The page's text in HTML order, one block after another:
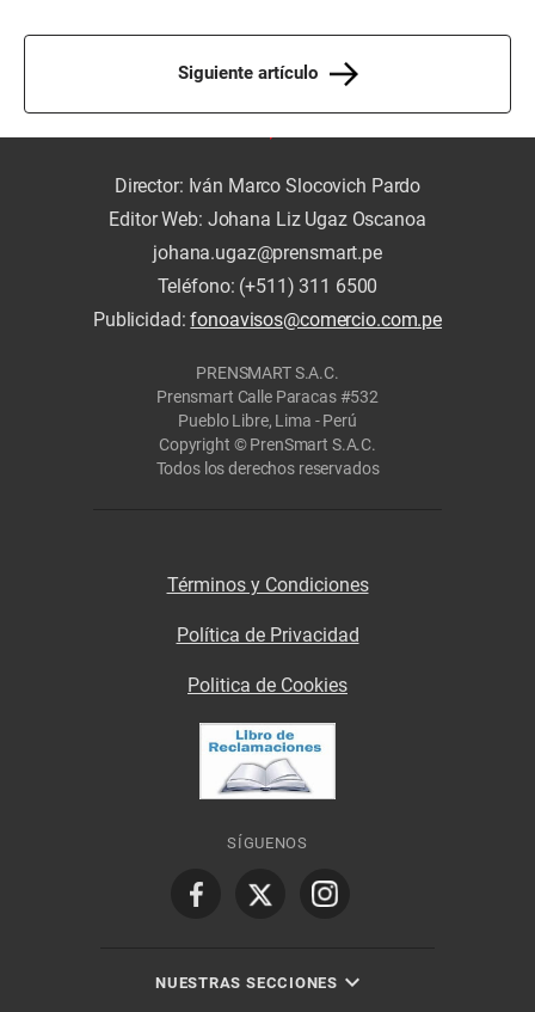
Siguiente artículo
Director: Iván Marco Slocovich Pardo
Editor Web: Johana Liz Ugaz Oscanoa
johana.ugaz@prensmart.pe
Teléfono: (+511) 311 6500
Publicidad:fonoavisos@comercio.com.pe
PRENSMART S.A.C.
Prensmart Calle Paracas #532
Pueblo Libre, Lima - Perú
Copyright © PrenSmart S.A.C.
Todos los derechos reservados
Términos y Condiciones
Política de Privacidad
Politica de Cookies
SÍGUENOS
NUESTRAS SECCIONES